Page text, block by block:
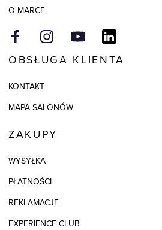
O MARCE
OBSŁUGA KLIENTA
KONTAKT
MAPA SALONÓW
ZAKUPY
WYSYŁKA
PŁATNOŚCI
REKLAMACJE
EXPERIENCE CLUB